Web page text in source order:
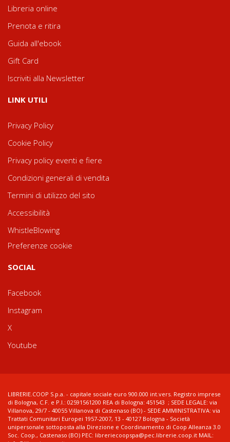
Libreria online
Prenota e ritira
Guida all'ebook
Gift Card
Iscriviti alla Newsletter
LINK UTILI
Privacy Policy
Cookie Policy
Privacy policy eventi e fiere
Condizioni generali di vendita
Termini di utilizzo del sito
Accessibilità
WhistleBlowing
Preferenze cookie
SOCIAL
Facebook
Instagram
X
Youtube
LIBRERIE.COOP S.p.a. - capitale sociale euro 900.000 int.vers. Registro imprese
di Bologna, C.F. e P.I.: 02591561200 REA di Bologna: 451543 ; SEDE LEGALE: via
Villanova, 29/7 - 40055 Villanova di Castenaso (BO) - SEDE AMMINISTRATIVA: via
Trattati Comunitari Europei 1957-2007, 13 - 40127 Bologna - Società
unipersonale sottoposta alla Direzione e Coordinamento di Coop Alleanza 3.0
Soc. Coop., Castenaso (BO) PEC: libreriecoopspa@pec.librerie.coop.it MAIL: